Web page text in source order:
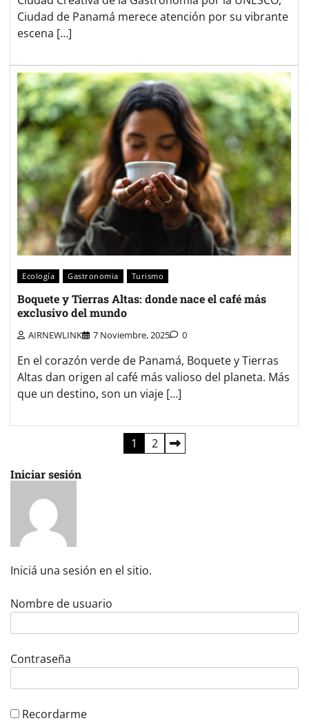
Ciudad de Panamá merece atención por su vibrante
escena […]
Ecología Gastronomia Turismo
Boquete y Tierras Altas: donde nace el café más
exclusivo del mundo
AIRNEWLINK 7 Noviembre, 2025 0
En el corazón verde de Panamá, Boquete y Tierras
Altas dan origen al café más valioso del planeta. Más
que un destino, son un viaje […]
de
entradas
1 2
Iniciar sesión
Iniciá una sesión en el sitio.
Nombre de usuario
Contraseña
Recordarme